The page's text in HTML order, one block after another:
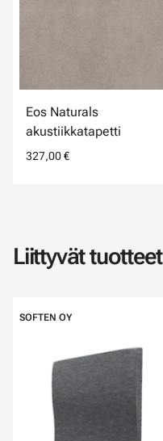
Eos Naturals
akustiikkatapetti
327,00 €
Liittyvät tuotteet
SOFTEN OY